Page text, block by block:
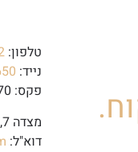
טלפון:
נייד:
פקס: 077-3180570
מצדה 7, מגדל ב.ס.ר 4, בני ברק
דוא"ל: